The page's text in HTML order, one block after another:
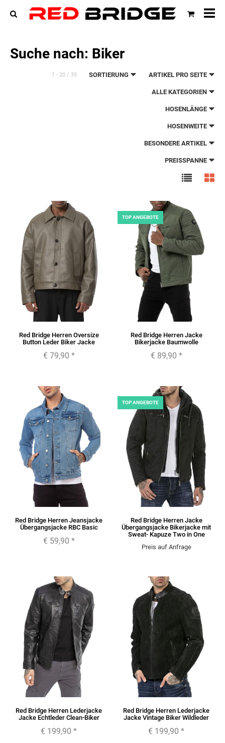
Suche nach: Biker
1 - 20 / 35 SORTIERUNG ARTIKEL PRO SEITE
ALLE KATEGORIEN
HOSENLÄNGE
HOSENWEITE
BESONDERE ARTIKEL
PREISSPANNE
Red Bridge Herren Oversize
Button Leder Biker Jacke
€ 79,90 *
TOP ANGEBOTE
Red Bridge Herren Jacke
Bikerjacke Baumwolle
€ 89,90 *
Red Bridge Herren Jeansjacke
Übergangsjacke RBC Basic
€ 59,90 *
TOP ANGEBOTE
Red Bridge Herren Jacke
Übergangsjacke Bikerjacke mit
Sweat- Kapuze Two in One
Preis auf Anfrage
Red Bridge Herren Lederjacke
Jacke Echtleder Clean-Biker
€ 199,90 *
Red Bridge Herren Lederjacke
Jacke Vintage Biker Wildleder
€ 199,90 *